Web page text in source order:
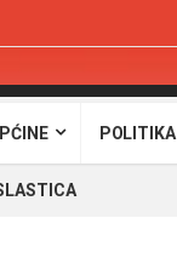
POLITIKA